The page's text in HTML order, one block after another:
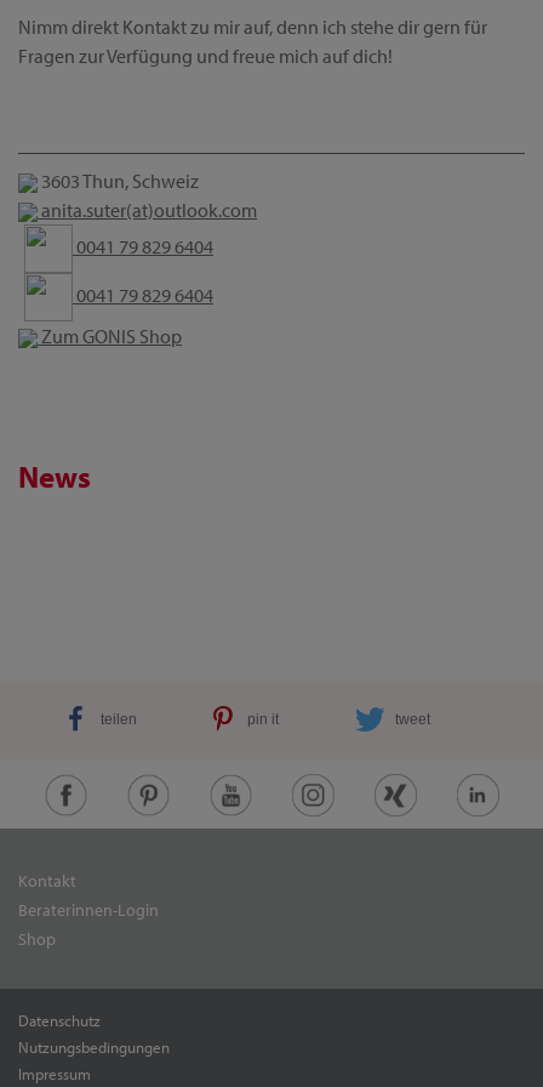
Nimm direkt Kontakt zu mir auf, denn ich stehe dir gern für
Fragen zur Verfügung und freue mich auf dich!
3603 Thun, Schweiz
anita.suter(at)outlook.com
0041 79 829 6404
0041 79 829 6404
Zum GONIS Shop
News
teilen pin it tweet
Kontakt
Beraterinnen-Login
Shop
Datenschutz
Nutzungsbedingungen
Impressum